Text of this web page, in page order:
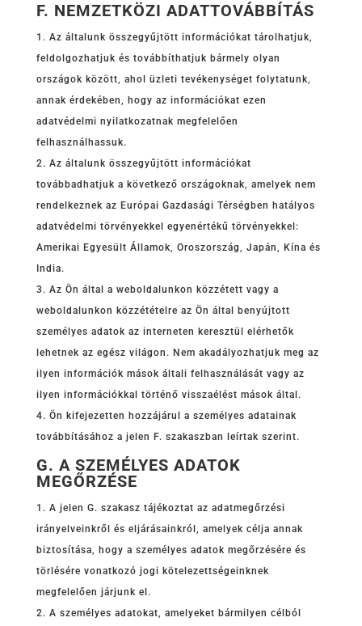
F. NEMZETKÖZI ADATTOVÁBBÍTÁS
Az általunk összegyűjtött információkat tárolhatjuk,
feldolgozhatjuk és továbbíthatjuk bármely olyan
országok között, ahol üzleti tevékenységet folytatunk,
annak érdekében, hogy az információkat ezen
adatvédelmi nyilatkozatnak megfelelően
felhasználhassuk.
Az általunk összegyűjtött információkat
továbbadhatjuk a következő országoknak, amelyek nem
rendelkeznek az Európai Gazdasági Térségben hatályos
adatvédelmi törvényekkel egyenértékű törvényekkel:
Amerikai Egyesült Államok, Oroszország, Japán, Kína és
India.
Az Ön által a weboldalunkon közzétett vagy a
weboldalunkon közzétételre az Ön által benyújtott
személyes adatok az interneten keresztül elérhetők
lehetnek az egész világon. Nem akadályozhatjuk meg az
ilyen információk mások általi felhasználását vagy az
ilyen információkkal történő visszaélést mások által.
Ön kifejezetten hozzájárul a személyes adatainak
továbbításához a jelen F. szakaszban leírtak szerint.
G. A SZEMÉLYES ADATOK
MEGŐRZÉSE
A jelen G. szakasz tájékoztat az adatmegőrzési
irányelveinkről és eljárásainkról, amelyek célja annak
biztosítása, hogy a személyes adatok megőrzésére és
törlésére vonatkozó jogi kötelezettségeinknek
megfelelően járjunk el.
A személyes adatokat, amelyeket bármilyen célból